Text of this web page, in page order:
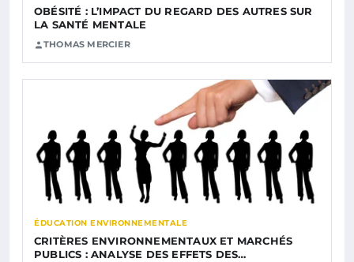
OBÉSITÉ : L’IMPACT DU REGARD DES AUTRES SUR
LA SANTÉ MENTALE
THOMAS MERCIER
ÉDUCATION ENVIRONNEMENTALE
CRITÈRES ENVIRONNEMENTAUX ET MARCHÉS
PUBLICS : ANALYSE DES EFFETS DES…